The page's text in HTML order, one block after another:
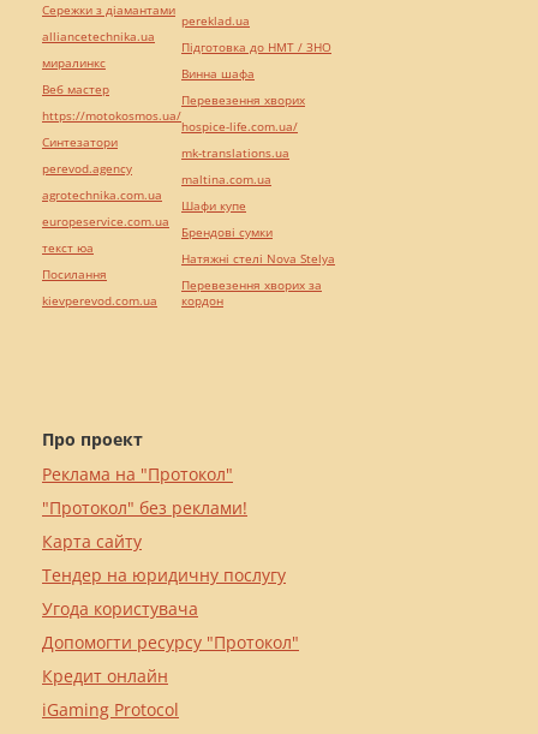
Про проект
Реклама на "Протокол"
"Протокол" без реклами!
Карта сайту
Тендер на юридичну послугу
Угода користувача
Допомогти ресурсу "Протокол"
Кредит онлайн
iGaming Protocol
Сережки з діамантами
alliancetechnika.ua
миралинкс
Веб мастер
https://motokosmos.ua/
Синтезатори
perevod.agency
agrotechnika.com.ua
europeservice.com.ua
текст юа
Посилання
kievperevod.com.ua
pereklad.ua
Підготовка до НМТ / ЗНО
Винна шафа
Перевезення хворих
hospice-life.com.ua/
mk-translations.ua
maltina.com.ua
Шафи купе
Брендові сумки
Натяжні стелі Nova Stelya
Перевезення хворих за
кордон